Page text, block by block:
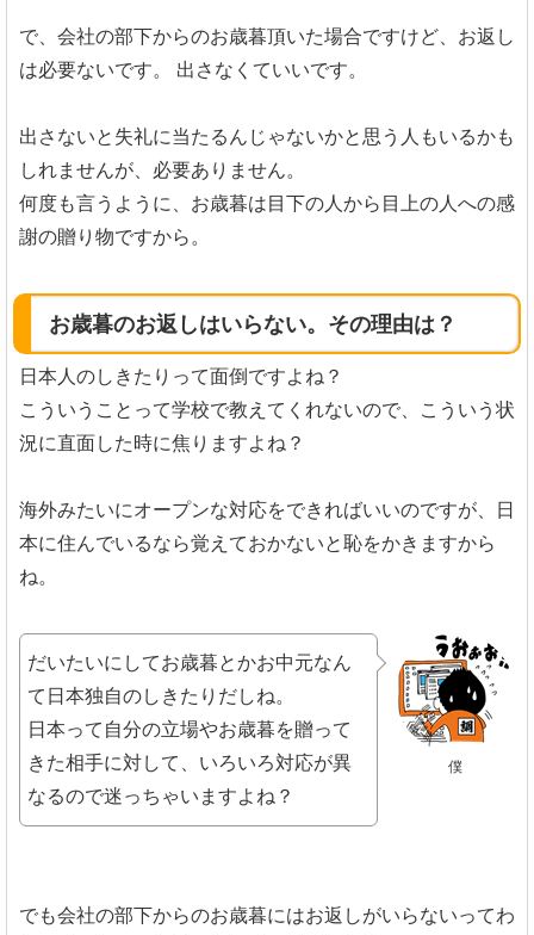
で、会社の部下からのお歳暮頂いた場合ですけど、お返し
は必要ないです。
出さなくていいです。
出さないと失礼に当たるんじゃないかと思う人もいるかも
しれませんが、必要ありません。
何度も言うように、お歳暮は目下の人から目上の人への感
謝の贈り物ですから。
お歳暮のお返しはいらない。その理由は？
日本人のしきたりって面倒ですよね？
こういうことって学校で教えてくれないので、こういう状
況に直面した時に焦りますよね？
海外みたいにオープンな対応をできればいいのですが、日
本に住んでいるなら覚えておかないと恥をかきますから
ね。
僕
だいたいにしてお歳暮とかお中元なん
て日本独自のしきたりだしね。
日本って自分の立場やお歳暮を贈って
きた相手に対して、いろいろ対応が異
なるので迷っちゃいますよね？
でも会社の部下からのお歳暮にはお返しがいらないってわ